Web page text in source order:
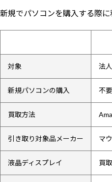
新規でパソコンを購入する際
対象 法
新規パソコンの購入 不要
買取方法
引き取り対象品メーカー マ
液晶ディスプレイ 買